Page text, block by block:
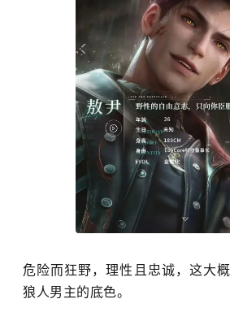
危险而狂野，理性且忠诚，这大
狼人男主的底色。